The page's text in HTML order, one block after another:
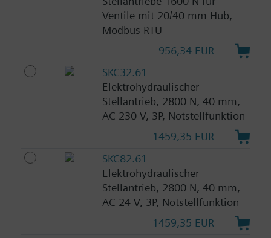
Ventile mit 20/40 mm Hub,
Modbus RTU
956,34 EUR
SKC32.61
Elektrohydraulischer
Stellantrieb, 2800 N, 40 mm,
AC 230 V, 3P, Notstellfunktion
1459,35 EUR
SKC82.61
Elektrohydraulischer
Stellantrieb, 2800 N, 40 mm,
AC 24 V, 3P, Notstellfunktion
1459,35 EUR